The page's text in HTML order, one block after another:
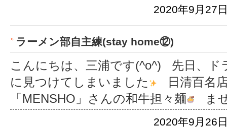
2020年9月27
ラーメン部自主練(stay home⑫)
こんにちは、三浦です(^o^) 先日、ド
に見つけてしまいました
日清百名
「MENSHO」さんの和牛担々麺
ま
2020年9月26